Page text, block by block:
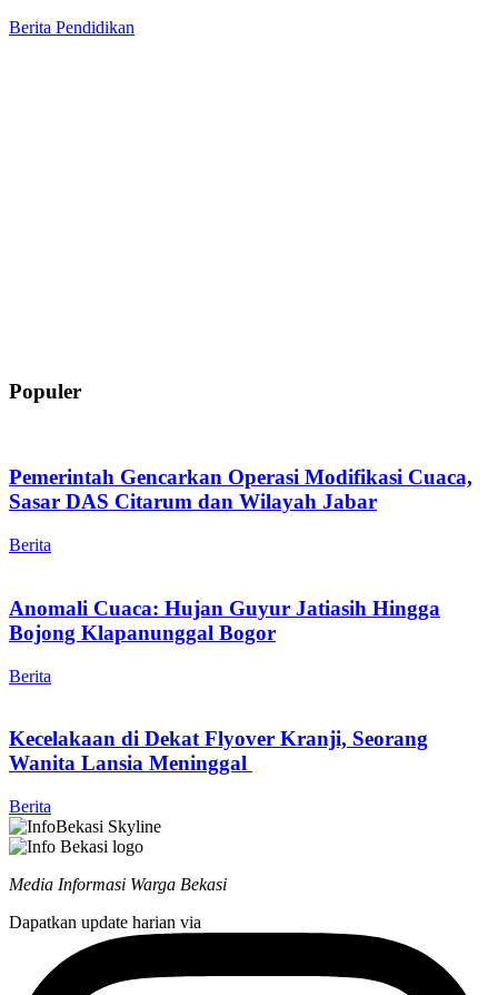
Berita Pendidikan
Populer
Pemerintah Gencarkan Operasi Modifikasi Cuaca,
Sasar DAS Citarum dan Wilayah Jabar
Berita
Anomali Cuaca: Hujan Guyur Jatiasih Hingga
Bojong Klapanunggal Bogor
Berita
Kecelakaan di Dekat Flyover Kranji, Seorang
Wanita Lansia Meninggal
Berita
Media Informasi Warga Bekasi
Dapatkan update harian via